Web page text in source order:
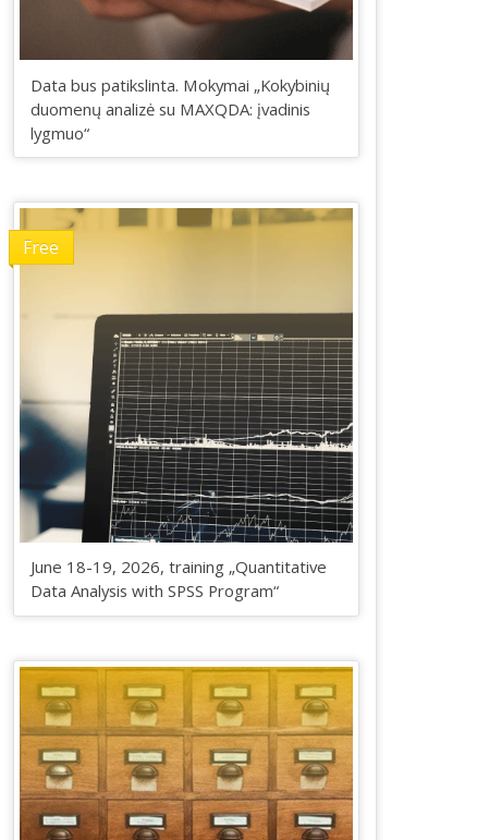
Data bus patikslinta. Mokymai „Kokybinių
duomenų analizė su MAXQDA: įvadinis
lygmuo“
Free
June 18-19, 2026, training „Quantitative
Data Analysis with SPSS Program“